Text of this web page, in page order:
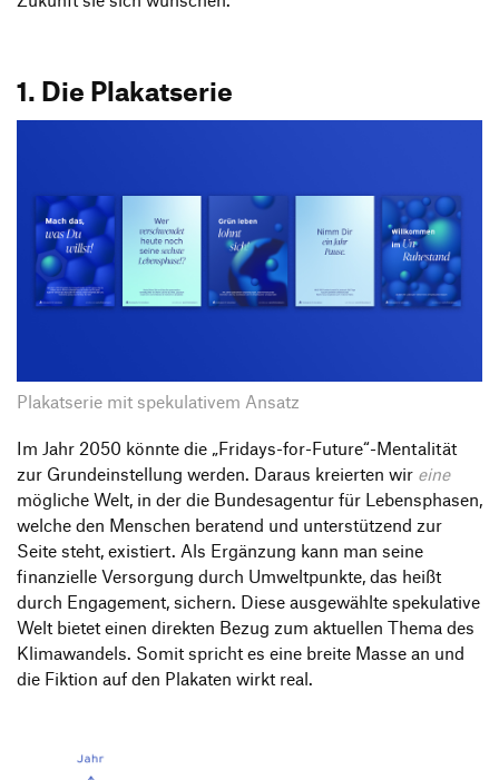
1. Die Plakatserie
Plakatserie mit spekulativem Ansatz
Im Jahr 2050 könnte die „Fridays-for-Future“-Mentalität
zur Grundeinstellung werden. Daraus kreierten wir eine
mögliche Welt, in der die Bundesagentur für Lebensphasen,
welche den Menschen beratend und unterstützend zur
Seite steht, existiert. Als Ergänzung kann man seine
finanzielle Versorgung durch Umweltpunkte, das heißt
durch Engagement, sichern. Diese ausgewählte spekulative
Welt bietet einen direkten Bezug zum aktuellen Thema des
Klimawandels. Somit spricht es eine breite Masse an und
die Fiktion auf den Plakaten wirkt real.